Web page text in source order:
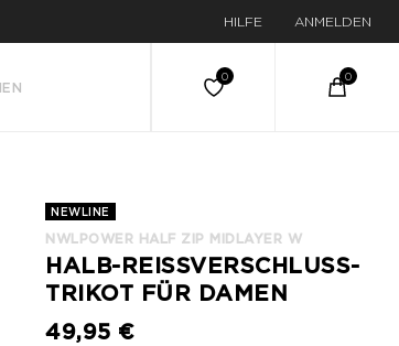
HILFE ANMELDEN
NEWLINE
NWLPOWER HALF ZIP MIDLAYER W
HALB-REISSVERSCHLUSS-T
RIKOT FÜR DAMEN
49,95 €